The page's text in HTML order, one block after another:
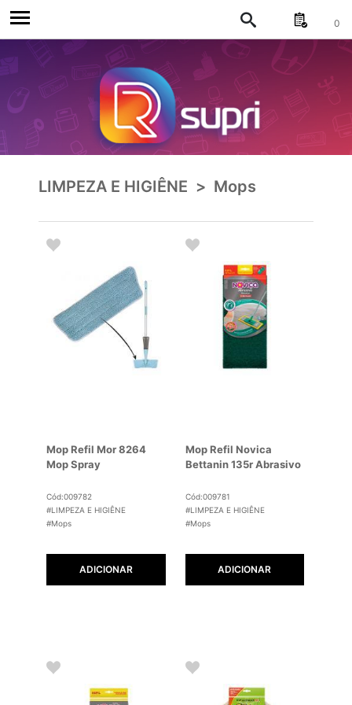
0
LIMPEZA E HIGIÊNE > Mops
Mop Refil Mor 8264
Mop Spray
Cód:009782
#LIMPEZA E HIGIÊNE
#Mops
ADICIONAR
Mop Refil Novica
Bettanin 135r Abrasivo
Cód:009781
#LIMPEZA E HIGIÊNE
#Mops
ADICIONAR